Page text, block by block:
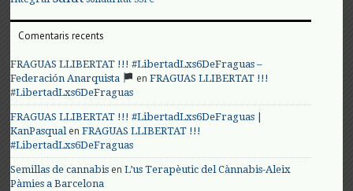
Comentaris recents
FRAGUAS LLIBERTAT !!! #LibertadLxs6DeFraguas –
Federación Anarquista
enFRAGUAS LLIBERTAT !!!
#LibertadLxs6DeFraguas
FRAGUAS LLIBERTAT !!! #LibertadLxs6DeFraguas |
KanPasqualenFRAGUAS LLIBERTAT !!!
#LibertadLxs6DeFraguas
Semillas de cannabis enL’us Terapèutic del Cànnabis-Aleix
Pàmies a Barcelona